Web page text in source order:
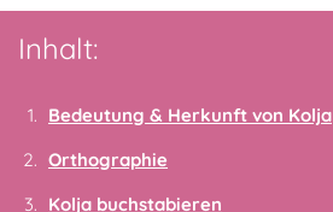
Inhalt:
Bedeutung & Herkunft von Kolja
Orthographie
Kolja buchstabieren